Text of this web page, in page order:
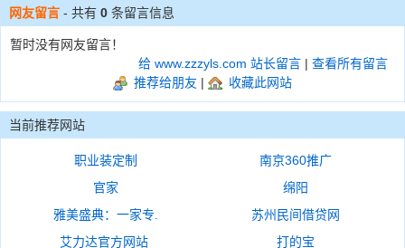
网友留言 - 共有 0 条留言信息
暂时没有网友留言！
给 www.zzzyls.com 站长留言 | 查看所有留言
推荐给朋友 | 收藏此网站
当前推荐网站
职业装定制
南京360推广
官家
绵阳
雅美盛典：一家专.
苏州民间借贷网
艾力达官方网站
打的宝